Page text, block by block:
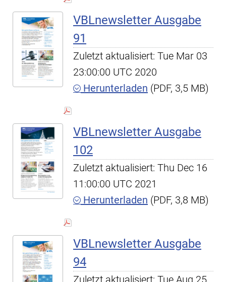
VBLnewsletter Ausgabe
91
Zuletzt aktualisiert: Tue Mar 03
23:00:00 UTC 2020
Herunterladen (PDF, 3,5 MB)
VBLnewsletter Ausgabe
102
Zuletzt aktualisiert: Thu Dec 16
11:00:00 UTC 2021
Herunterladen (PDF, 3,8 MB)
VBLnewsletter Ausgabe
94
Zuletzt aktualisiert: Tue Aug 25